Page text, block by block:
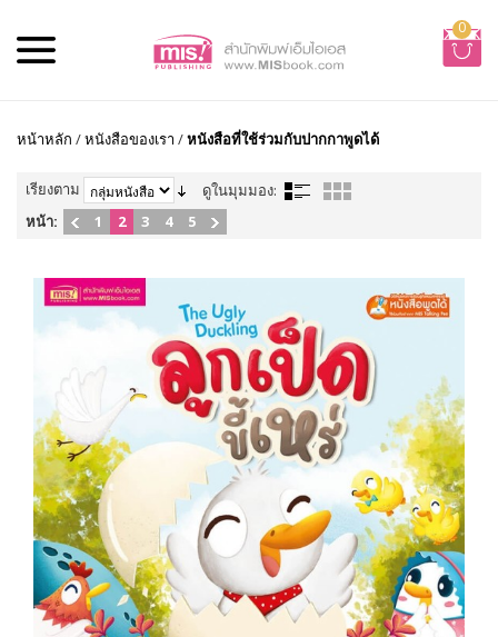
0
หน้าหลัก /หนังสือของเรา /หนังสือที่ใช้ร่วมกับปากกาพูดได้
เรียงตาม
ดูในมุมมอง:
หน้า:
1 2 3 4 5